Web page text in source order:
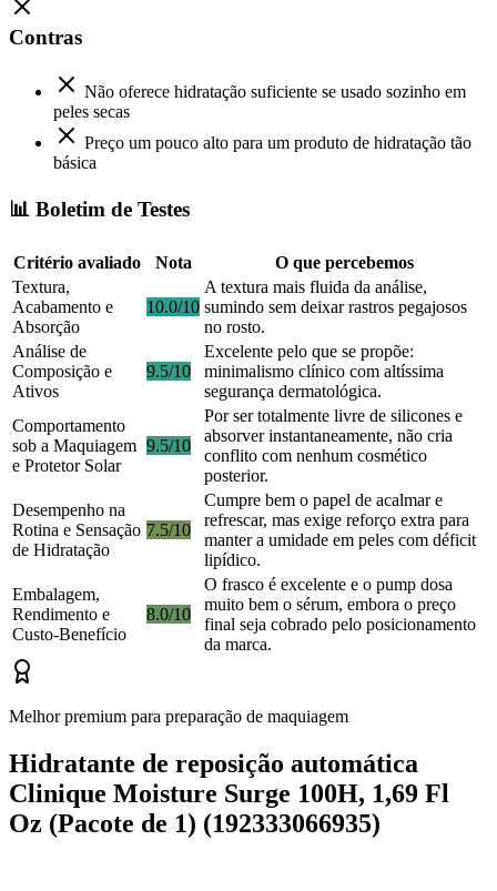
Contras
Não oferece hidratação suficiente se usado sozinho em
peles secas
Preço um pouco alto para um produto de hidratação tão
básica
📊 Boletim de Testes
Critério avaliado Nota
O que percebemos
Textura,
Acabamento e
Absorção
10.0/10
A textura mais fluida da análise,
sumindo sem deixar rastros pegajosos
no rosto.
Análise de
Composição e
Ativos
9.5/10
Excelente pelo que se propõe:
minimalismo clínico com altíssima
segurança dermatológica.
Comportamento
sob a Maquiagem
e Protetor Solar
9.5/10
Por ser totalmente livre de silicones e
absorver instantaneamente, não cria
conflito com nenhum cosmético
posterior.
Desempenho na
Rotina e Sensação
de Hidratação
7.5/10
Cumpre bem o papel de acalmar e
refrescar, mas exige reforço extra para
manter a umidade em peles com déficit
lipídico.
Embalagem,
Rendimento e
Custo-Benefício
8.0/10
O frasco é excelente e o pump dosa
muito bem o sérum, embora o preço
final seja cobrado pelo posicionamento
da marca.
Melhor premium para preparação de maquiagem
Hidratante de reposição automática
Clinique Moisture Surge 100H, 1,69 Fl
Oz (Pacote de 1) (192333066935)